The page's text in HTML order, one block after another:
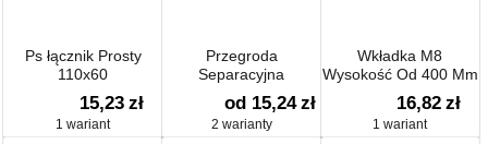
Ps łącznik Prosty
110x60
15,23 zł
1 wariant
Przegroda
Separacyjna
od 15,24 zł
2 warianty
Wkładka M8
Wysokość Od 400 Mm
16,82 zł
1 wariant